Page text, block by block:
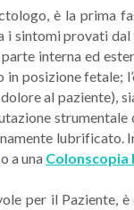
è la prima
provati
interna ed
posizione fetale;
al paziente),
o a una Colonscopia
per il Paziente,